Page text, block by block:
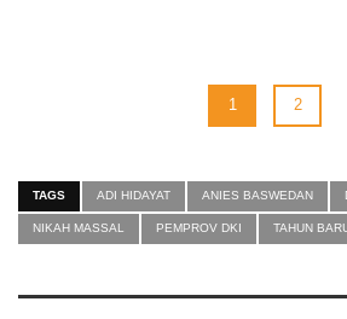
1 2
TAGS ADI HIDAYAT ANIES BASWEDAN
NIKAH MASSAL PEMPROV DKI TAHUN